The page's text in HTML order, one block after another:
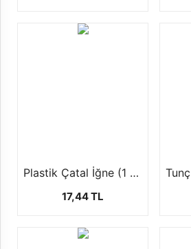
Plastik Çatal İğne (1 Paket - 100 Adet)
17,44 TL